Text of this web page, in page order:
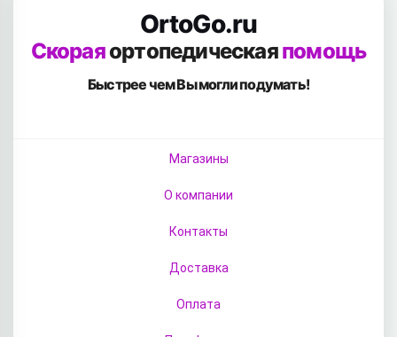
OrtoGo.ru
Скораяортопедическаяпомощь
Быстрее чем Вымогли подумать!
Магазины
О компании
Контакты
Доставка
Оплата